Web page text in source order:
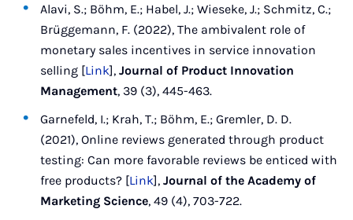
Alavi, S.; Böhm, E.; Habel, J.; Wieseke, J.; Schmitz, C.;
Brüggemann, F. (2022), The ambivalent role of
monetary sales incentives in service innovation
selling [Link],Journal of Product Innovation
Management, 39 (3), 445-463.
Garnefeld, I.; Krah, T.; Böhm, E.; Gremler, D. D.
(2021), Online reviews generated through product
testing: Can more favorable reviews be enticed with
free products? [Link],Journal of the Academy of
Marketing Science, 49 (4), 703-722.